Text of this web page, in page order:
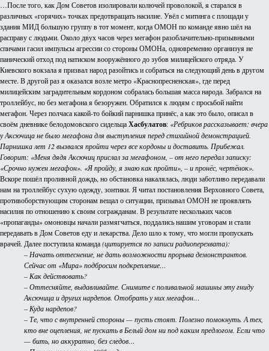
…После того, как Дом Советов изолировали колючей проволокой, я старался в
различных «горячих» точках предотвращать насилие. Увёл с митинга с площади у
здания МИД большую группу в тот момент, когда ОМОН по команде явно шёл на
расправу с людьми. Около двух часов через мегафон разоблачительно-призывными
спичами гасил импульсы агрессии со стороны ОМОНа, одновременно организуя не
панический отход под натиском вооружённого до зубов милицейского отряда. У
Киевского вокзала я призвал народ разойтись и собраться на следующий день в другом
месте. В другой раз я оказался возле метро «Краснопресненская», где перед
милицейским заградительным кордоном собралась большая масса народа. Забрался на
троллейбус, но без мегафона я безоружен. Обратился к людям с просьбой найти
мегафон. Через полчаса какой-то бойкий парнишка принёс, а как это было, описал в
своём дневнике белодомовского сидельцаХасбулатов: «Ребриков рассказывает: вчера
у Аксючица не было мегафона для выступления перед стихийной демонстрацией.
Парнишка лет 12 вызвался пройти через все кордоны и доставить. Прибежал.
Говорит: «Меня дядя Аксючиц прислал за мегафоном, – от него передал записку:
«Срочно нужен мегафон». «Я пройду, я знаю как пройти», – и пронёс, чертёнок».
Вскоре пошёл проливной дождь, но обстановка накалялась, люди заботливо передавали
нам на троллейбус сухую одежду, зонтики. Я читал постановления Верховного Совета,
противоборствующим сторонам вещал о ситуации, призывал ОМОН не проявлять
насилия по отношению к своим согражданам. В результате нескольких часов
«пропаганды» омоновцы начали размягчаться, поддались нашим уговорам и стали
передавать в Дом Советов еду и лекарства. Дело шло к тому, что могли пропускать
врачей. Далее поступила команда(цитируется по записи радиоперехвата):
– Начать оттеснение, не дать возможности прорыва демонстрантов.
Сейчас от «Мира» подбросим подкрепление…
– Как действовать?
– Оттесняйте, выдавливайте. Снимите с поливальной машины эту гниду
Аксючица и других нардепов. Отобрать у них мегафон…
– Куда нардепов?
– Те, что с внутренней стороны — пусть стоят. Полезно помокнуть. А тех,
кто вне оцепления, не пускать в Белый дом ни под каким предлогом. Если что
— бить, но аккуратно, без следов…